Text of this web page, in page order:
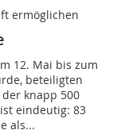
ermöglichen
12. Mai bis zum
beteiligten
knapp 500
eindeutig: 83
als...